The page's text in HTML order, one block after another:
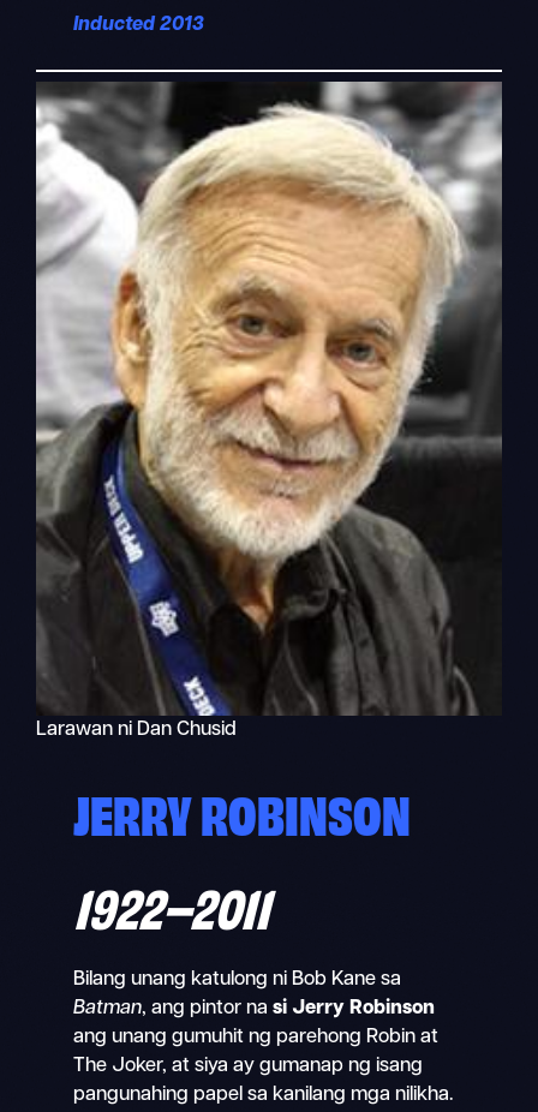
Inducted 2013
Larawan ni Dan Chusid
JERRY ROBINSON
1922–2011
Bilang unang katulong ni Bob Kane sa
Batman, ang pintor nasi Jerry Robinson
ang unang gumuhit ng parehong Robin at
The Joker, at siya ay gumanap ng isang
pangunahing papel sa kanilang mga nilikha.